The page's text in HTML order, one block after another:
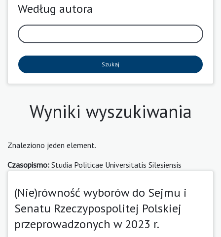
Według autora
Szukaj
Wyniki wyszukiwania
Znaleziono jeden element.
Czasopismo: Studia Politicae Universitatis Silesiensis
(Nie)równość wyborów do Sejmu i
Senatu Rzeczypospolitej Polskiej
przeprowadzonych w 2023 r.